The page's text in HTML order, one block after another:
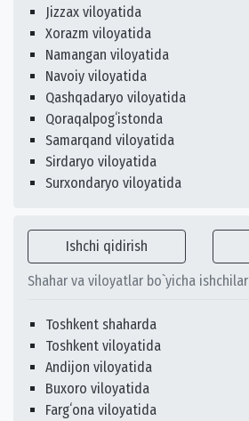
Jizzax viloyatida
Xorazm viloyatida
Namangan viloyatida
Navoiy viloyatida
Qashqadaryo viloyatida
Qoraqalpogʻistonda
Samarqand viloyatida
Sirdaryo viloyatida
Surxondaryo viloyatida
Ishchi qidirish
Shahar va viloyatlar bo`yicha ishchilar
Toshkent shaharda
Toshkent viloyatida
Andijon viloyatida
Buxoro viloyatida
Fargʻona viloyatida